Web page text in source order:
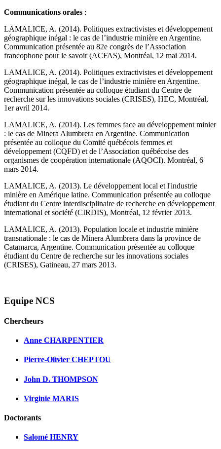
Communications orales :
LAMALICE, A. (2014). Politiques extractivistes et développement
géographique inégal : le cas de l’industrie minière en Argentine.
Communication présentée au 82e congrès de l’Association
francophone pour le savoir (ACFAS), Montréal, 12 mai 2014.
LAMALICE, A. (2014). Politiques extractivistes et développement
géographique inégal, le cas de l’industrie minière en Argentine.
Communication présentée au colloque étudiant du Centre de
recherche sur les innovations sociales (CRISES), HEC, Montréal,
1er avril 2014.
LAMALICE, A. (2014). Les femmes face au développement minier
: le cas de Minera Alumbrera en Argentine. Communication
présentée au colloque du Comité québécois femmes et
développement (CQFD) et de l’Association québécoise des
organismes de coopération internationale (AQOCI). Montréal, 6
mars 2014.
LAMALICE, A. (2013). Le développement local et l'industrie
minière en Amérique latine. Communication présentée au colloque
étudiant du Centre interdisciplinaire de recherche en développement
international et société (CIRDIS), Montréal, 12 février 2013.
LAMALICE, A. (2013). Population locale et industrie minière
transnationale : le cas de Minera Alumbrera dans la province de
Catamarca, Argentine. Communication présentée au colloque
étudiant du Centre de recherche sur les innovations sociales
(CRISES), Gatineau, 27 mars 2013.
Equipe NCS
Chercheurs
Anne CHARPENTIER
Pierre-Olivier CHEPTOU
John D. THOMPSON
Virginie MARIS
Doctorants
Salomé HENRY